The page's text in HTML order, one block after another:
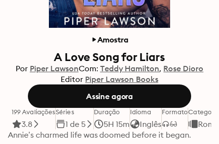
Amostra
A Love Song for Liars
Por Piper LawsonCom: Teddy Hamilton Rose Dioro
Editor Piper Lawson Books
Assine agora
199 Avaliações
3.8
Séries
1 de 5
Duração
5H 15m
Idioma
Inglês
Formato
Annie’s charmed life was doomed before it began.